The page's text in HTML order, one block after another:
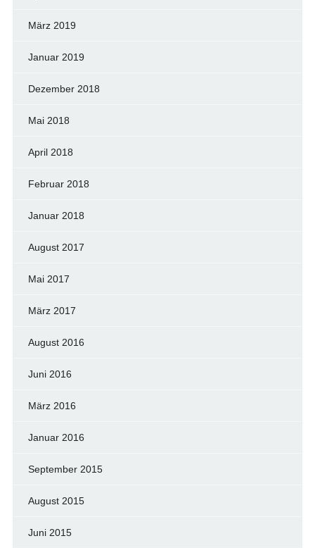
März 2019
Januar 2019
Dezember 2018
Mai 2018
April 2018
Februar 2018
Januar 2018
August 2017
Mai 2017
März 2017
August 2016
Juni 2016
März 2016
Januar 2016
September 2015
August 2015
Juni 2015